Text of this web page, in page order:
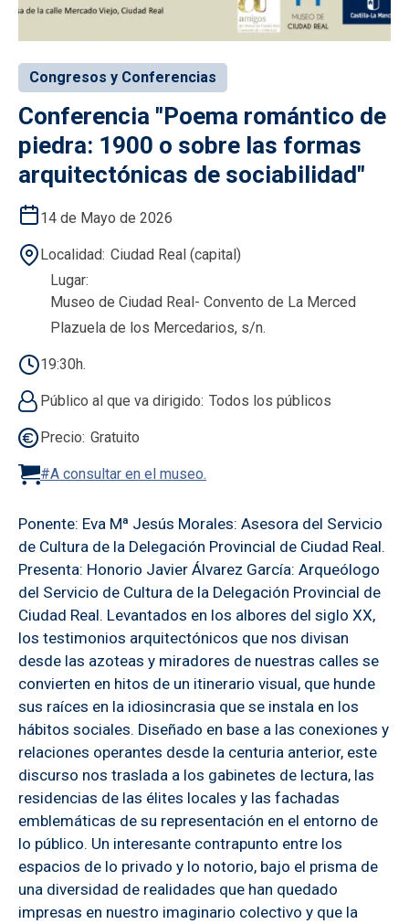
Congresos y Conferencias
Conferencia "Poema romántico de
piedra: 1900 o sobre las formas
arquitectónicas de sociabilidad"
14 de Mayo de 2026
Localidad Ciudad Real (capital)
Lugar
Museo de Ciudad Real- Convento de La Merced
Plazuela de los Mercedarios, s/n.
19:30h.
Público al que va dirigido Todos los públicos
Precio Gratuito
#A consultar en el museo.
Ponente: Eva Mª Jesús Morales: Asesora del Servicio
de Cultura de la Delegación Provincial de Ciudad Real.
Presenta: Honorio Javier Álvarez García: Arqueólogo
del Servicio de Cultura de la Delegación Provincial de
Ciudad Real. Levantados en los albores del siglo XX,
los testimonios arquitectónicos que nos divisan
desde las azoteas y miradores de nuestras calles se
convierten en hitos de un itinerario visual, que hunde
sus raíces en la idiosincrasia que se instala en los
hábitos sociales. Diseñado en base a las conexiones y
relaciones operantes desde la centuria anterior, este
discurso nos traslada a los gabinetes de lectura, las
residencias de las élites locales y las fachadas
emblemáticas de su representación en el entorno de
lo público. Un interesante contrapunto entre los
espacios de lo privado y lo notorio, bajo el prisma de
una diversidad de realidades que han quedado
impresas en nuestro imaginario colectivo y que la